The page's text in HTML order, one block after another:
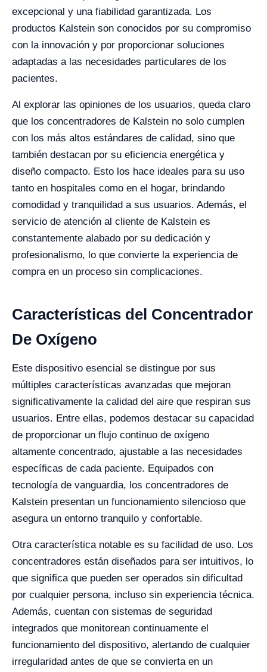
excepcional y una fiabilidad garantizada. Los
productos Kalstein son conocidos por su compromiso
con la innovación y por proporcionar soluciones
adaptadas a las necesidades particulares de los
pacientes.
Al explorar las opiniones de los usuarios, queda claro
que los concentradores de Kalstein no solo cumplen
con los más altos estándares de calidad, sino que
también destacan por su eficiencia energética y
diseño compacto. Esto los hace ideales para su uso
tanto en hospitales como en el hogar, brindando
comodidad y tranquilidad a sus usuarios. Además, el
servicio de atención al cliente de Kalstein es
constantemente alabado por su dedicación y
profesionalismo, lo que convierte la experiencia de
compra en un proceso sin complicaciones.
Características del Concentrador
De Oxígeno
Este dispositivo esencial se distingue por sus
múltiples características avanzadas que mejoran
significativamente la calidad del aire que respiran sus
usuarios. Entre ellas, podemos destacar su capacidad
de proporcionar un flujo continuo de oxígeno
altamente concentrado, ajustable a las necesidades
específicas de cada paciente. Equipados con
tecnología de vanguardia, los concentradores de
Kalstein presentan un funcionamiento silencioso que
asegura un entorno tranquilo y confortable.
Otra característica notable es su facilidad de uso. Los
concentradores están diseñados para ser intuitivos, lo
que significa que pueden ser operados sin dificultad
por cualquier persona, incluso sin experiencia técnica.
Además, cuentan con sistemas de seguridad
integrados que monitorean continuamente el
funcionamiento del dispositivo, alertando de cualquier
irregularidad antes de que se convierta en un